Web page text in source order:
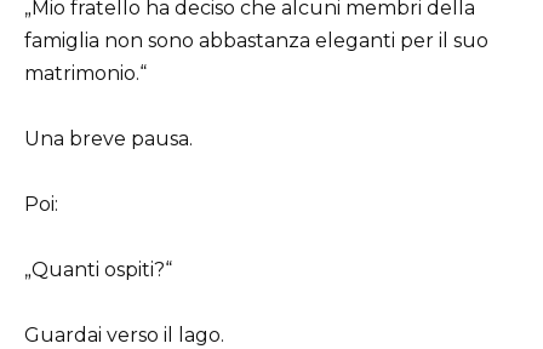
„Mio fratello ha deciso che alcuni membri della
famiglia non sono abbastanza eleganti per il suo
matrimonio.“
Una breve pausa.
Poi:
„Quanti ospiti?“
Guardai verso il lago.